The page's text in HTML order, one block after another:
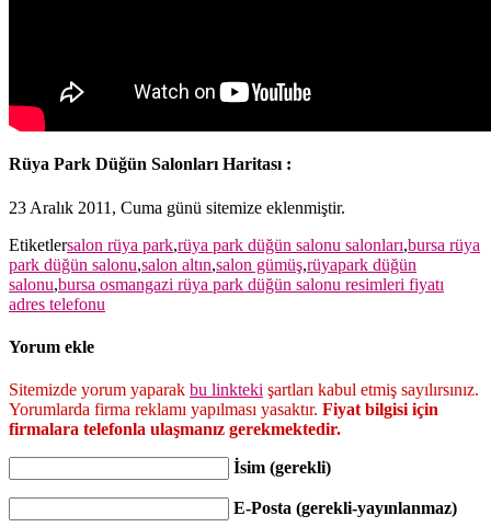
Rüya Park Düğün Salonları Haritası :
23 Aralık 2011, Cuma günü sitemize eklenmiştir.
Etiketlersalon rüya park,rüya park düğün salonu salonları,bursa rüya
park düğün salonu,salon altın,salon gümüş,rüyapark düğün
salonu,bursa osmangazi rüya park düğün salonu resimleri fiyatı
adres telefonu
Yorum ekle
Sitemizde yorum yaparak bu linkteki şartları kabul etmiş sayılırsınız.
Yorumlarda firma reklamı yapılması yasaktır. Fiyat bilgisi için
firmalara telefonla ulaşmanız gerekmektedir.
İsim (gerekli)
E-Posta (gerekli-yayınlanmaz)